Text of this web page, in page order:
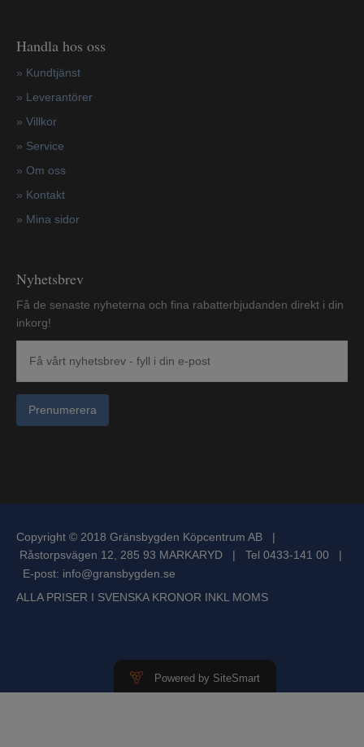
Handla hos oss
» Kundtjänst
» Leverantörer
» Villkor
» Service
» Om oss
» Kontakt
» Mina sidor
Nyhetsbrev
Få de senaste nyheterna och fina rabatterbjudanden direkt i din
inkorg!
Prenumerera
Copyright © 2018 Gränsbygden Köpcentrum AB |
Råstorpsvägen 12, 285 93 MARKARYD | Tel 0433-141 00 |
E-post: info@gransbygden.se
ALLA PRISER I SVENSKA KRONOR INKL MOMS
Powered by SiteSmart